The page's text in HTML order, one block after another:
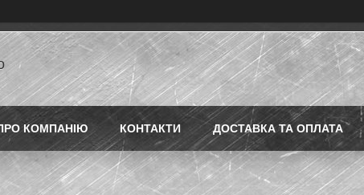
КОМПАНІЮ КОНТАКТИ ДОСТАВКА ТА ОПЛАТА